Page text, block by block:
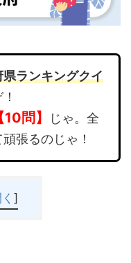
県ランキングクイ
10問】
じゃ。全
張るのじゃ！
]